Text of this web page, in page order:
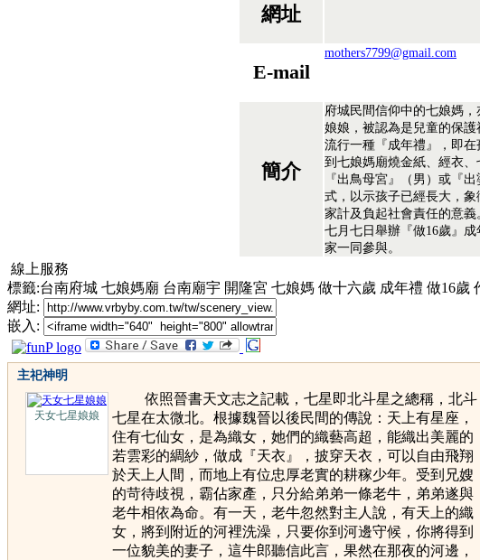
網址
E-mail
mothers7799@gmail.com
簡介
府城民間信仰中的七娘媽
娘娘，被認為是兒童的保護
流行一種『成年禮』，即
到七娘媽廟燒金紙、經衣
『出鳥母宮』（男）或『
式，以示孩子已經長大，
家計及負起社會責任的意
七月七日舉辦『做16歲』
家一同參與。
線上服務
標籤:台南府城 七娘媽廟 台南廟宇 開隆宮 七娘媽 做十六歲 成年禮 做16歲
網址:
嵌入:
主祀神明
天女七星娘娘
依照晉書天文志之記載，七星即北斗星之總稱，北斗
七星在太微北。根據魏晉以後民間的傳說：天上有星座，
住有七仙女，是為織女，她們的織藝高超，能織出美麗的
若雲彩的綢紗，做成『天衣』，披穿天衣，可以自由飛翔
於天上人間，而地上有位忠厚老實的耕稼少年。受到兄嫂
的苛待歧視，霸佔家產，只分給弟弟一條老牛，弟弟遂與
老牛相依為命。有一天，老牛忽然對主人說，有天上的織
女，將到附近的河裡洗澡，只要你到河邊守候，你將得到
一位貌美的妻子，這牛郎聽信此言，果然在那夜的河邊，